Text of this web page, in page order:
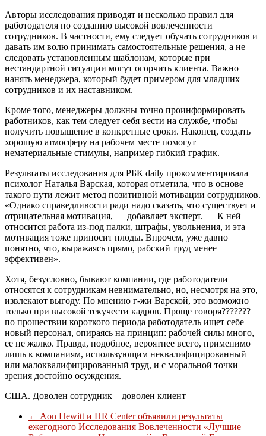
Авторы исследования приводят и несколько правил для
работодателя по созданию высокой вовлеченности
сотрудников. В частности, ему следует обучать сотрудников и
давать им волю принимать самостоятельные решения, а не
следовать установленным шаблонам, которые при
нестандартной ситуации могут огорчить клиента. Важно
нанять менеджера, который будет примером для младших
сотрудников и их наставником.
Кроме того, менеджеры должны точно проинформировать
работников, как тем следует себя вести на службе, чтобы
получить повышение в конкретные сроки. Наконец, создать
хорошую атмосферу на рабочем месте помогут
нематериальные стимулы, например гибкий график.
Результаты исследования для РБК daily прокомментировала
психолог Наталья Варская, которая отметила, что в основе
такого пути лежит метод позитивной мотивации сотрудников.
«Однако справедливости ради надо сказать, что существует и
отрицательная мотивация, — добавляет эксперт. — К ней
относится работа из-под палки, штрафы, увольнения, и эта
мотивация тоже приносит плоды. Впрочем, уже давно
понятно, что, выражаясь прямо, рабский труд менее
эффективен».
Хотя, безусловно, бывают компании, где работодатели
относятся к сотрудникам невнимательно, но, несмотря на это,
извлекают выгоду. По мнению г-жи Варской, это возможно
только при высокой текучести кадров. Проще говоря???????
по прошествии короткого периода работодатель ищет себе
новый персонал, опираясь на принцип: рабочей силы много,
ее не жалко. Правда, подобное, вероятнее всего, применимо
лишь к компаниям, использующим неквалифицированный
или малоквалифицированный труд, и с моральной точки
зрения достойно осуждения.
США. Доволен сотрудник – доволен клиент
← Aon Hewitt и HR Center объявили результаты
ежегодного Исследования Вовлеченности «Лучшие